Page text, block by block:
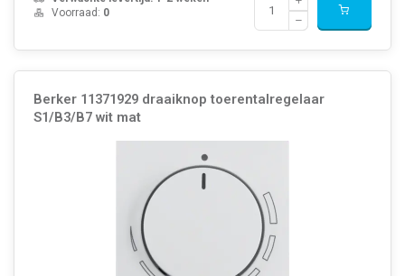
Voorraad: 0
Berker 11371929 draaiknop toerentalregelaar
S1/B3/B7 wit mat